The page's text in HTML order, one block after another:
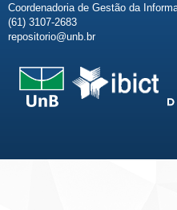
Coordenadoria de Gestão da
(61) 3107-2683
repositorio@unb.br